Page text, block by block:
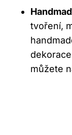
tvoření,​
‍můžete